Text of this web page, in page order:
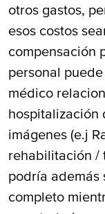
otros gastos,
esos costos
compensación
personal
médico
hospitalización
imágenes (e.j
rehabilitación /
podría además
completo